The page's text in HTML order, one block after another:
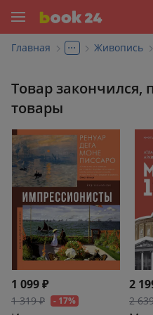
Главная ... Живопись
Товар закончился,
товары
1 099 ₽
1 319 ₽ - 17%
2
2